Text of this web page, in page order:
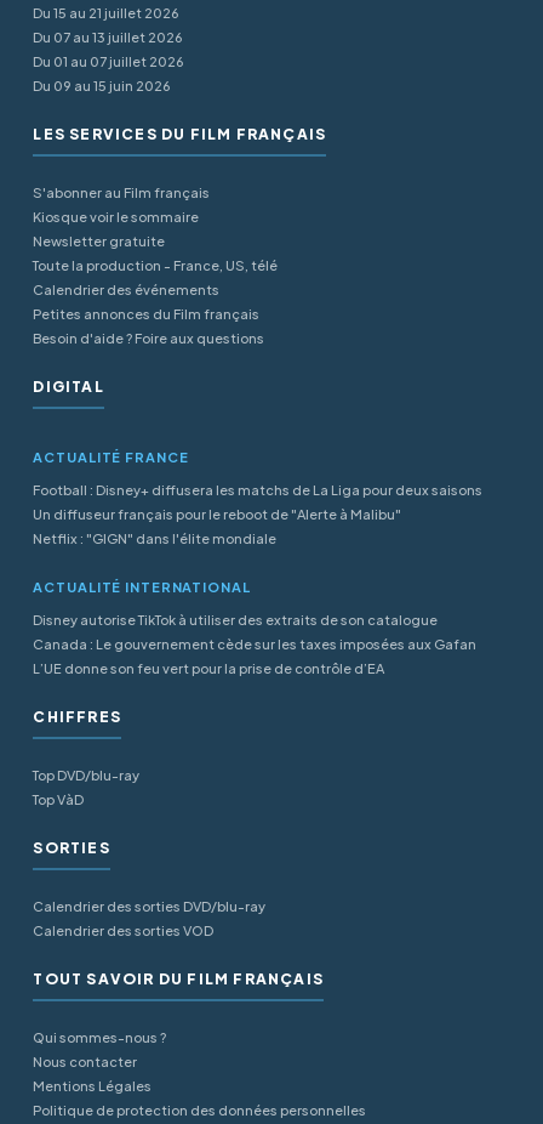
Du 15 au 21 juillet 2026
Du 07 au 13 juillet 2026
Du 01 au 07 juillet 2026
Du 09 au 15 juin 2026
LES SERVICES DU FILM FRANÇAIS
S'abonner au Film français
Kiosque voir le sommaire
Newsletter gratuite
Toute la production - France, US, télé
Calendrier des événements
Petites annonces du Film français
Besoin d'aide ? Foire aux questions
DIGITAL
ACTUALITÉ FRANCE
Football : Disney+ diffusera les matchs de La Liga pour deux saisons
Un diffuseur français pour le reboot de "Alerte à Malibu"
Netflix : "GIGN" dans l'élite mondiale
ACTUALITÉ INTERNATIONAL
Disney autorise TikTok à utiliser des extraits de son catalogue
Canada : Le gouvernement cède sur les taxes imposées aux Gafan
L’UE donne son feu vert pour la prise de contrôle d’EA
CHIFFRES
Top DVD/blu-ray
Top VàD
SORTIES
Calendrier des sorties DVD/blu-ray
Calendrier des sorties VOD
TOUT SAVOIR DU FILM FRANÇAIS
Qui sommes-nous ?
Nous contacter
Mentions Légales
Politique de protection des données personnelles